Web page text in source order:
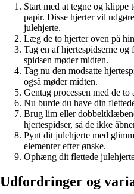
Start med at tegne og klippe
papir. Disse hjerter vil
julehjerte.
Læg de to hjerter oven på
Tag en af hjertespidserne
spidsen møder midten.
Tag nu den modsatte
også møder midten.
Gentag processen med de to
Nu burde du have din
Brug lim eller
hjertespidser, så de ikke
Pynt dit julehjerte med
elementer efter ønske.
Ophæng dit flettede
Udfordringer og